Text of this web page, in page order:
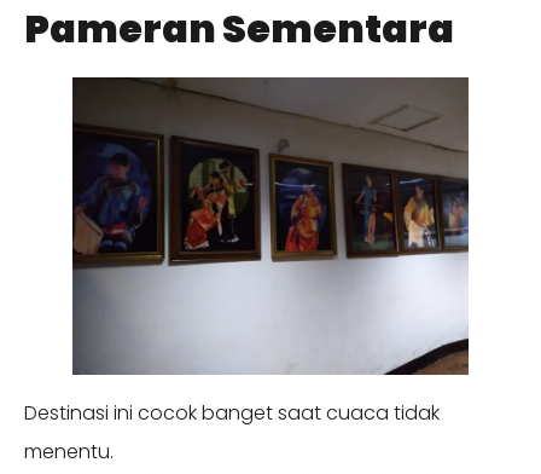
Pameran Sementara
Destinasi ini cocok banget saat cuaca tidak
menentu.